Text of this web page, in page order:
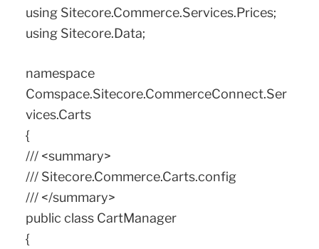
using Sitecore.Commerce.Services.Prices;
using Sitecore.Data;
namespace
Comspace.Sitecore.CommerceConnect.Ser
vices.Carts
{
/// <summary>
/// Sitecore.Commerce.Carts.config
/// </summary>
public class CartManager
{